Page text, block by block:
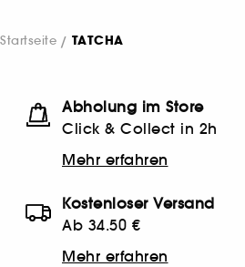
Startseite TATCHA
Abholung im Store
Click & Collect in 2h
Mehr erfahren
Kostenloser Versand
Ab 34.50 €
Mehr erfahren